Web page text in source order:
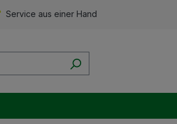
Service aus einer Hand